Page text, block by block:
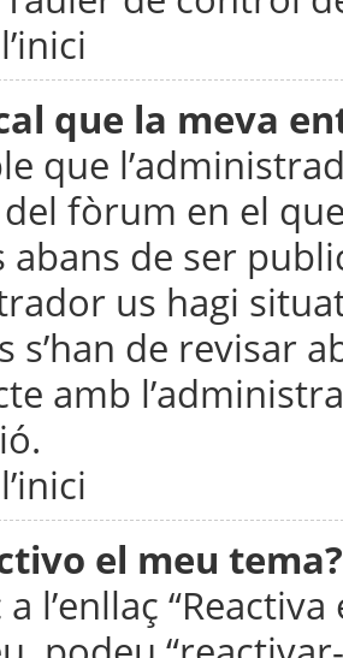
que la meva
que
fòrum en el
abans de ser
us hagi
s’han de revisar
amb
el meu tema?
l’enllaç